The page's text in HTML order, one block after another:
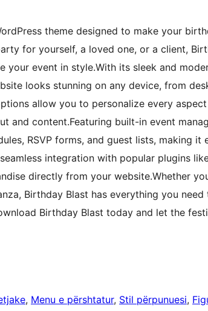
theme designed to make your
for yourself, a loved one, or a client,
event in style.With its sleek and
looks stunning on any device, from
allow you to personalize every
and content.Featuring built-in event
RSVP forms, and guest lists, making it
integration with popular plugins
directly from your website.Whether
Birthday Blast has everything you
Birthday Blast today and let the
, Menu e përshtatur, Stil përpunuesi,